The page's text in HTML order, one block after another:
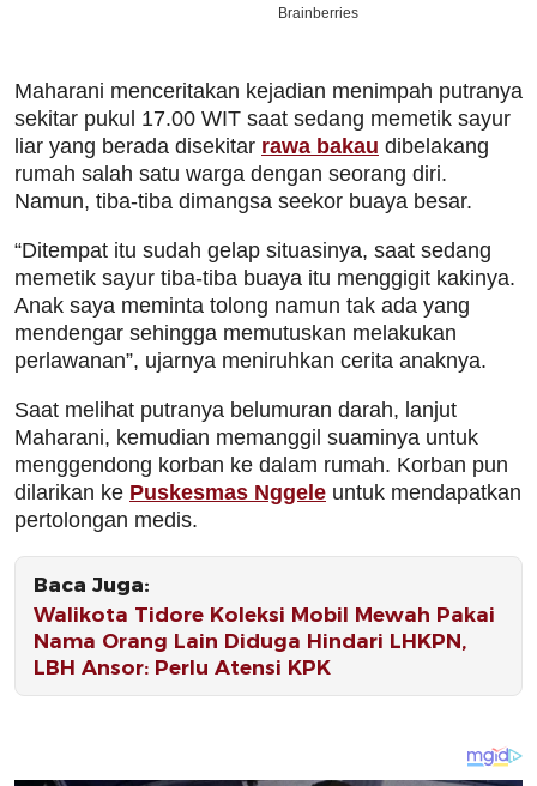
Maharani menceritakan kejadian menimpah putranya
sekitar pukul 17.00 WIT saat sedang memetik sayur
liar yang berada disekitar rawa bakau dibelakang
rumah salah satu warga dengan seorang diri.
Namun, tiba-tiba dimangsa seekor buaya besar.
“Ditempat itu sudah gelap situasinya, saat sedang
memetik sayur tiba-tiba buaya itu menggigit kakinya.
Anak saya meminta tolong namun tak ada yang
mendengar sehingga memutuskan melakukan
perlawanan”, ujarnya meniruhkan cerita anaknya.
Saat melihat putranya belumuran darah, lanjut
Maharani, kemudian memanggil suaminya untuk
menggendong korban ke dalam rumah. Korban pun
dilarikan ke Puskesmas Nggele untuk mendapatkan
pertolongan medis.
Baca Juga:
Walikota Tidore Koleksi Mobil Mewah Pakai
Nama Orang Lain Diduga Hindari LHKPN,
LBH Ansor: Perlu Atensi KPK